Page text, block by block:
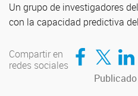
Un grupo de investigadores
con la capacidad predictiva
Compartir en
redes sociales
Compartir en
Compartir en